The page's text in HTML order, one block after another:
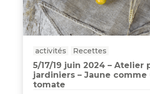
activités Recettes
5/17/19 juin 2024 – Atelier
jardiniers – Jaune comme
tomate